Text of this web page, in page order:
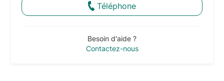
Téléphone
Besoin d'aide ?
Contactez-nous